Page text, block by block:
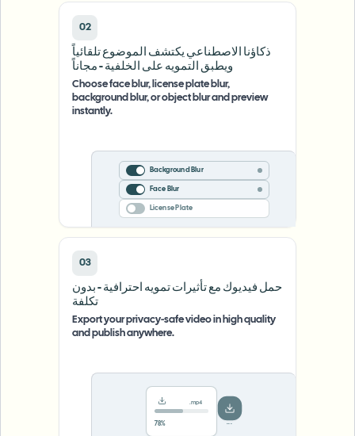
02
ذكاؤنا الاصطناعي يكتشف الموضوع تلقائياً
ويطبق التمويه على الخلفية - مجاناً
Choose face blur, license plate blur,
background blur, or object blur and preview
instantly.
Background Blur
Face Blur
License Plate
03
حمل فيديوك مع تأثيرات تمويه احترافية - بدون
تكلفة
Export your privacy-safe video in high quality
and publish anywhere.
.mp4
Saved! Done